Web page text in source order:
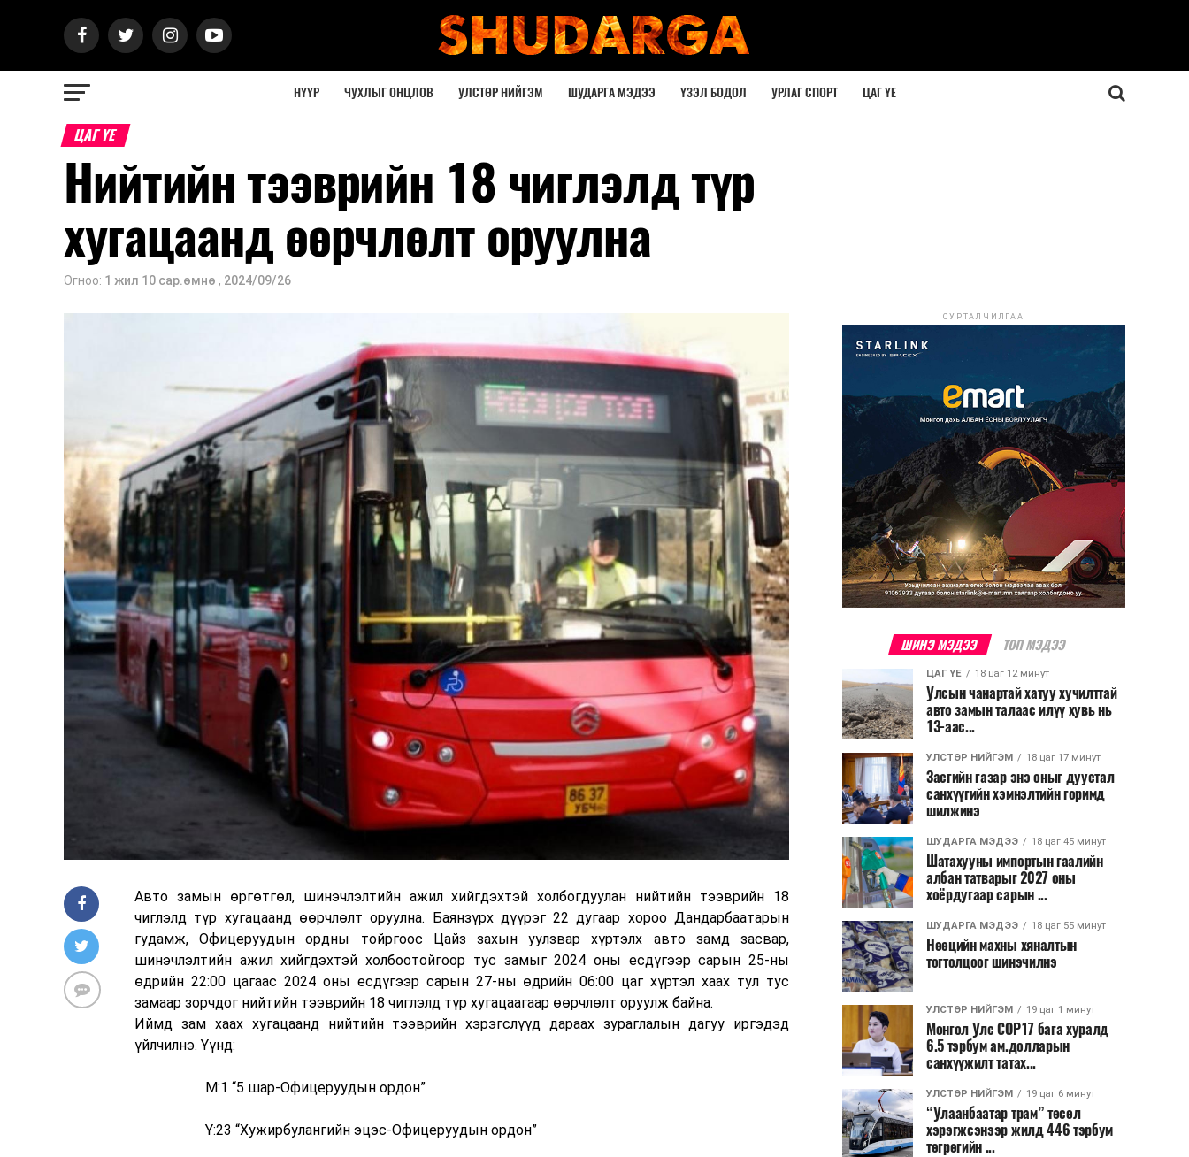
НҮҮР ЧУХЛЫГ ОНЦЛОВ УЛСТӨР НИЙГЭМ ШУДАРГА МЭДЭЭ ҮЗЭЛ БОДОЛ УРЛАГ СПОРТ ЦАГ ҮЕ
ЦАГ ҮЕ
Нийтийн тээврийн 18 чиглэлд түр
хугацаанд өөрчлөлт оруулна
Огноо: 1 жил 10 сар.өмнө , 2024/09/26
Авто замын өргөтгөл, шинэчлэлтийн ажил хийгдэхтэй холбогдуулан нийтийн тээврийн 18
чиглэлд түр хугацаанд өөрчлөлт оруулна. Баянзүрх дүүрэг 22 дугаар хороо Дандарбаатарын
гудамж, Офицеруудын ордны тойргоос Цайз захын уулзвар хүртэлх авто замд засвар,
шинэчлэлтийн ажил хийгдэхтэй холбоотойгоор тус замыг 2024 оны есдүгээр сарын 25-ны
өдрийн 22:00 цагаас 2024 оны есдүгээр сарын 27-ны өдрийн 06:00 цаг хүртэл хаах тул тус
замаар зорчдог нийтийн тээврийн 18 чиглэлд түр хугацаагаар өөрчлөлт оруулж байна.
Иймд зам хаах хугацаанд нийтийн тээврийн хэрэгслүүд дараах зураглалын дагуу иргэдэд
үйлчилнэ. Үүнд:
М:1 “5 шар-Офицеруудын ордон”
Ү:23 “Хужирбулангийн эцэс-Офицеруудын ордон”
СУРТАЛЧИЛГАА
ШИНЭ МЭДЭЭ ТОП МЭДЭЭ
ЦАГ ҮЕ 18 цаг 12 минут
Улсын чанартай хатуу хучилттай
авто замын талаас илүү хувь нь
13-аас...
УЛСТӨР НИЙГЭМ 18 цаг 17 минут
Засгийн газар энэ оныг дуустал
санхүүгийн хэмнэлтийн горимд
шилжинэ
ШУДАРГА МЭДЭЭ 18 цаг 45 минут
Шатахууны импортын гаалийн
албан татварыг 2027 оны
хоёрдугаар сарын ...
ШУДАРГА МЭДЭЭ 18 цаг 55 минут
Нөөцийн махны хяналтын
тогтолцоог шинэчилнэ
УЛСТӨР НИЙГЭМ 19 цаг 1 минут
Монгол Улс COP17 бага хуралд
6.5 тэрбум ам.долларын
санхүүжилт татах...
УЛСТӨР НИЙГЭМ 19 цаг 6 минут
“Улаанбаатар трам” төсөл
хэрэгжсэнээр жилд 446 тэрбум
төгрөгийн ...